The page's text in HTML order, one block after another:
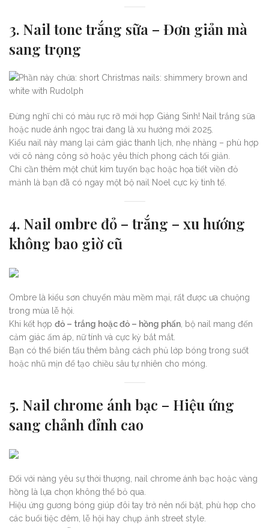
3. Nail tone trắng sữa – Đơn giản mà
sang trọng
Đừng nghĩ chỉ có màu rực rỡ mới hợp Giáng Sinh! Nail trắng sữa
hoặc nude ánh ngọc trai đang là xu hướng mới 2025.
Kiểu nail này mang lại cảm giác thanh lịch, nhẹ nhàng – phù hợp
với cô nàng công sở hoặc yêu thích phong cách tối giản.
Chỉ cần thêm một chút kim tuyến bạc hoặc họa tiết viền đỏ
mảnh là bạn đã có ngay một bộ nail Noel cực kỳ tinh tế.
4. Nail ombre đỏ – trắng – xu hướng
không bao giờ cũ
Ombre là kiểu sơn chuyển màu mềm mại, rất được ưa chuộng
trong mùa lễ hội.
Khi kết hợp đỏ – trắng hoặc đỏ – hồng phấn , bộ nail mang đến
cảm giác ấm áp, nữ tính và cực kỳ bắt mắt.
Bạn có thể biến tấu thêm bằng cách phủ lớp bóng trong suốt
hoặc nhũ mịn để tạo chiều sâu tự nhiên cho móng.
5. Nail chrome ánh bạc – Hiệu ứng
sang chảnh đỉnh cao
Đối với nàng yêu sự thời thượng, nail chrome ánh bạc hoặc vàng
hồng là lựa chọn không thể bỏ qua.
Hiệu ứng gương bóng giúp đôi tay trở nên nổi bật, phù hợp cho
các buổi tiệc đêm, lễ hội hay chụp ảnh street style.